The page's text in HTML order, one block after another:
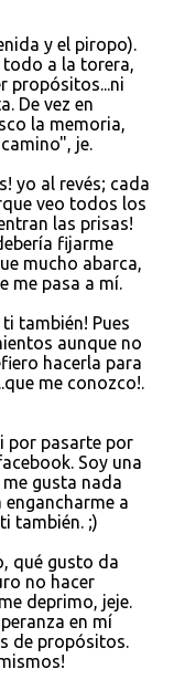
y el piropo).
todo a la torera,
propósitos...ni
De vez en
la memoria,
je.
yo al revés; cada
veo todos los
las prisas!
fijarme
mucho abarca,
me pasa a mí.
también! Pues
aunque no
hacerla para
me conozco!.
por pasarte por
Soy una
gusta nada
a
también. ;)
qué gusto da
no hacer
deprimo, jeje.
en mí
de propósitos.